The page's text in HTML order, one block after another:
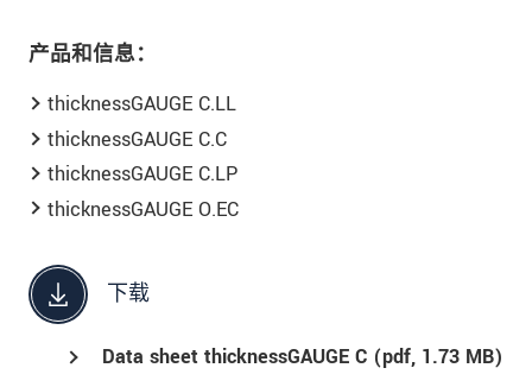
产品和信息：
thicknessGAUGE C.LL
thicknessGAUGE C.C
thicknessGAUGE C.LP
thicknessGAUGE O.EC
下载
Data sheet thicknessGAUGE C (pdf, 1.73 MB)